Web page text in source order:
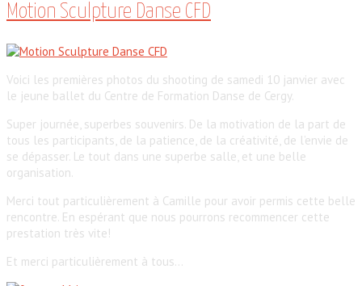
Motion Sculpture Danse CFD
Voici les premières photos du shooting de samedi 10 janvier avec
le jeune ballet du Centre de Formation Danse de Cergy.
Super journée, superbes souvenirs. De la motivation de la part de
tous les participants, de la patience, de la créativité, de l’envie de
se dépasser. Le tout dans une superbe salle, et une belle
organisation.
Merci tout particulièrement à Camille pour avoir permis cette belle
rencontre. En espérant que nous pourrons recommencer cette
prestation très vite!
Et merci particulièrement à tous…